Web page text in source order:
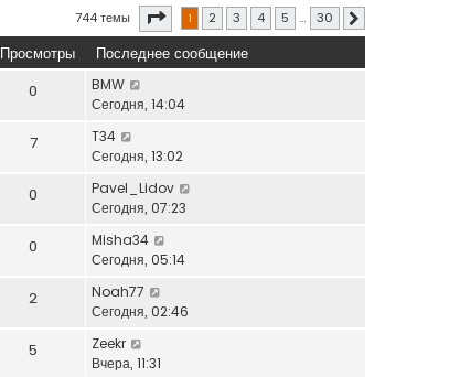
744 темы Страница из 30
1 2 3 4 5 … 30
Просмотры Последнее сообщение
0
BMW
Сегодня, 14:04
7
T34
Сегодня, 13:02
0
Pavel_Lidov
Сегодня, 07:23
0
Misha34
Сегодня, 05:14
2
Noah77
Сегодня, 02:46
5
Zeekr
Вчера, 11:31